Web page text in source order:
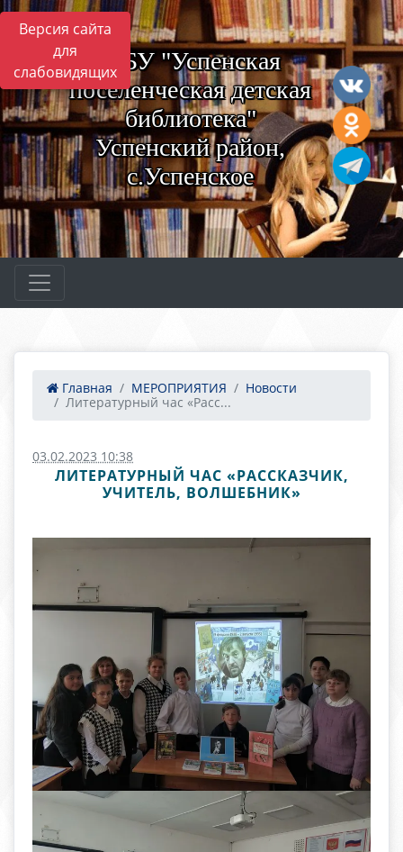
Версия сайта
для
слабовидящихМБУ "Успенская
поселенческая детская
библиотека"
Успенский район,
с.Успенское
Главная МЕРОПРИЯТИЯ
Новости
Литературный час «Расс...
03.02.2023 10:38
ЛИТЕРАТУРНЫЙ ЧАС «РАССКАЗЧИК,
УЧИТЕЛЬ, ВОЛШЕБНИК»